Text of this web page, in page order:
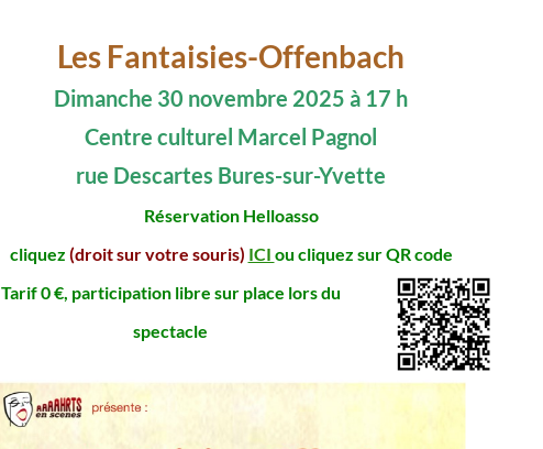
Les Fantaisies-Offenbach
Dimanche 30 novembre 2025 à 17 h
Centre culturel Marcel Pagnol
rue Descartes Bures-sur-Yvette
Réservation Helloasso
cliquez (droit sur votre souris) ICI ou cliquez sur QR code
Tarif 0 €, participation libre sur place lors du
spectacle